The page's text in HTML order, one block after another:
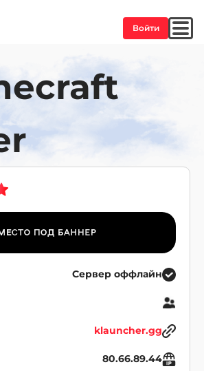
Войти
Сервер оффлайн
klauncher.gg
80.66.89.44